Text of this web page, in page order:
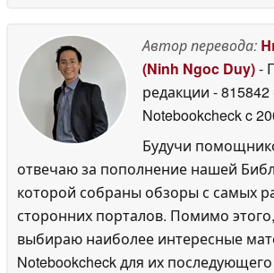
Автор перевода:
(Ninh Ngoc Duy)-
редакции - 815842
Notebookcheckc
Будучи
отвечаю за пополнение нашей
которой собраны обзоры с самых
сторонних порталов. Помимо
выбираю наиболее интересные
Notebookcheck для их